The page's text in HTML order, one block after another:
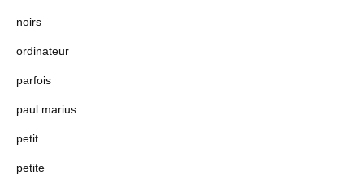
noirs
ordinateur
parfois
paul marius
petit
petite